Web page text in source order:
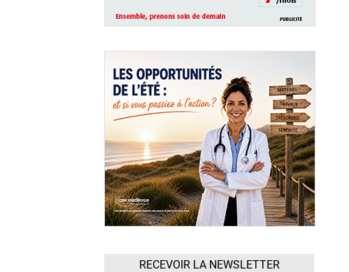
RECEVOIR LA NEWSLETTER